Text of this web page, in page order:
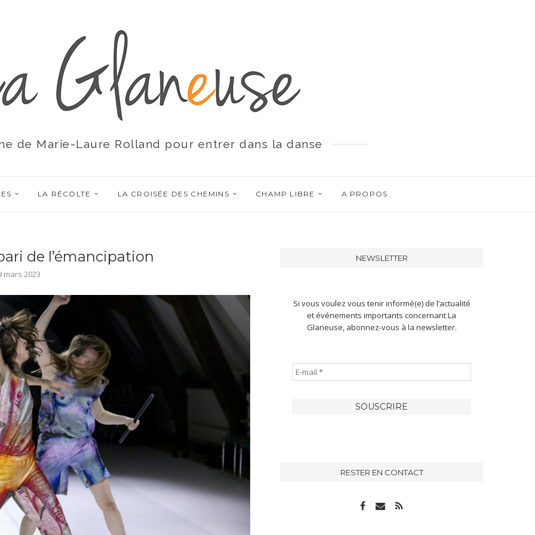
de Marie-Laure Rolland pour entrer dans la danse
LA RÉCOLTE LA CROISÉE DES CHEMINS CHAMP LIBRE A PROPOS
de l’émancipation
mars 2023
NEWSLETTER
Si vous voulez vous tenir informé(e) de l’actualité
et événements importants concernant La
Glaneuse, abonnez-vous à la newsletter.
RESTER EN CONTACT